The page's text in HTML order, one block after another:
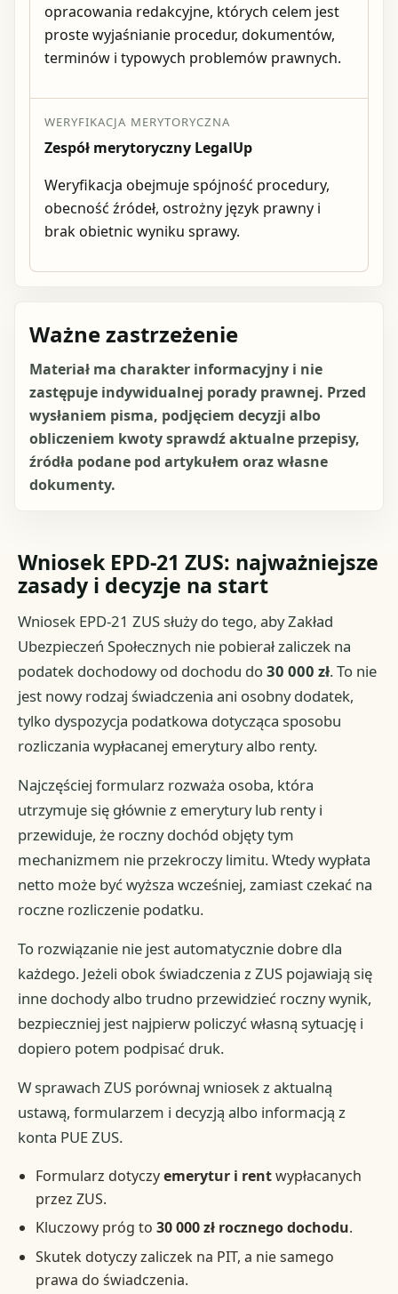
opracowania redakcyjne, których celem jest
proste wyjaśnianie procedur, dokumentów,
terminów i typowych problemów prawnych.
WERYFIKACJA MERYTORYCZNA
Zespół merytoryczny LegalUp
Weryfikacja obejmuje spójność procedury,
obecność źródeł, ostrożny język prawny i
brak obietnic wyniku sprawy.
Ważne zastrzeżenie
Materiał ma charakter informacyjny i nie
zastępuje indywidualnej porady prawnej. Przed
wysłaniem pisma, podjęciem decyzji albo
obliczeniem kwoty sprawdź aktualne przepisy,
źródła podane pod artykułem oraz własne
dokumenty.
Wniosek EPD-21 ZUS: najważniejsze
zasady i decyzje na start
Wniosek EPD-21 ZUS służy do tego, aby Zakład
Ubezpieczeń Społecznych nie pobierał zaliczek na
podatek dochodowy od dochodu do30 000 zł. To nie
jest nowy rodzaj świadczenia ani osobny dodatek,
tylko dyspozycja podatkowa dotycząca sposobu
rozliczania wypłacanej emerytury albo renty.
Najczęściej formularz rozważa osoba, która
utrzymuje się głównie z emerytury lub renty i
przewiduje, że roczny dochód objęty tym
mechanizmem nie przekroczy limitu. Wtedy wypłata
netto może być wyższa wcześniej, zamiast czekać na
roczne rozliczenie podatku.
To rozwiązanie nie jest automatycznie dobre dla
każdego. Jeżeli obok świadczenia z ZUS pojawiają się
inne dochody albo trudno przewidzieć roczny wynik,
bezpieczniej jest najpierw policzyć własną sytuację i
dopiero potem podpisać druk.
W sprawach ZUS porównaj wniosek z aktualną
ustawą, formularzem i decyzją albo informacją z
konta PUE ZUS.
Formularz dotyczyemerytur i rentwypłacanych
przez ZUS.
Kluczowy próg to 30 000 zł rocznego dochodu.
Skutek dotyczy zaliczek na PIT, a nie samego
prawa do świadczenia.